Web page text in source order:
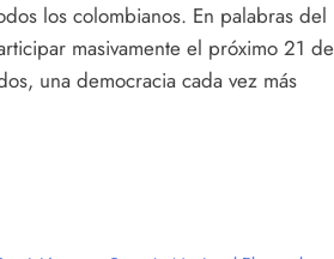
los colombianos. En palabras del
masivamente el próximo 21 de
una democracia cada vez más